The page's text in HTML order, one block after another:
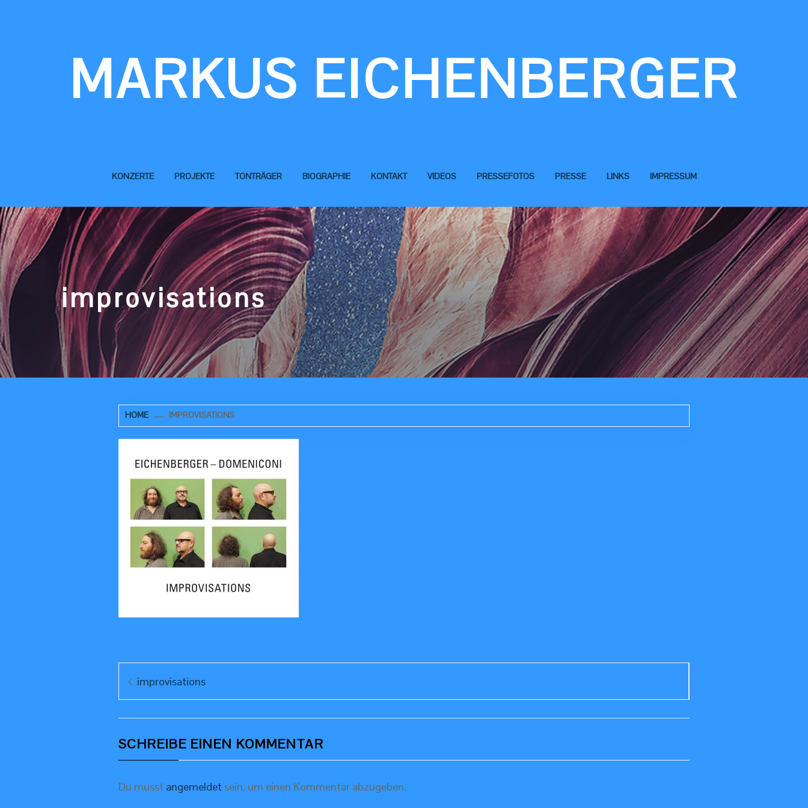
MARKUS EICHENBERGER
KONZERTE PROJEKTE TONTRÄGER BIOGRAPHIE KONTAKT VIDEOS PRESSEFOTOS PRESSE LINKS IMPRESSUM
improvisations
HOME IMPROVISATIONS
Beitragsnavigation
Previous
post:
improvisations
SCHREIBE EINEN KOMMENTAR
Du musst angemeldet sein, um einen Kommentar abzugeben.